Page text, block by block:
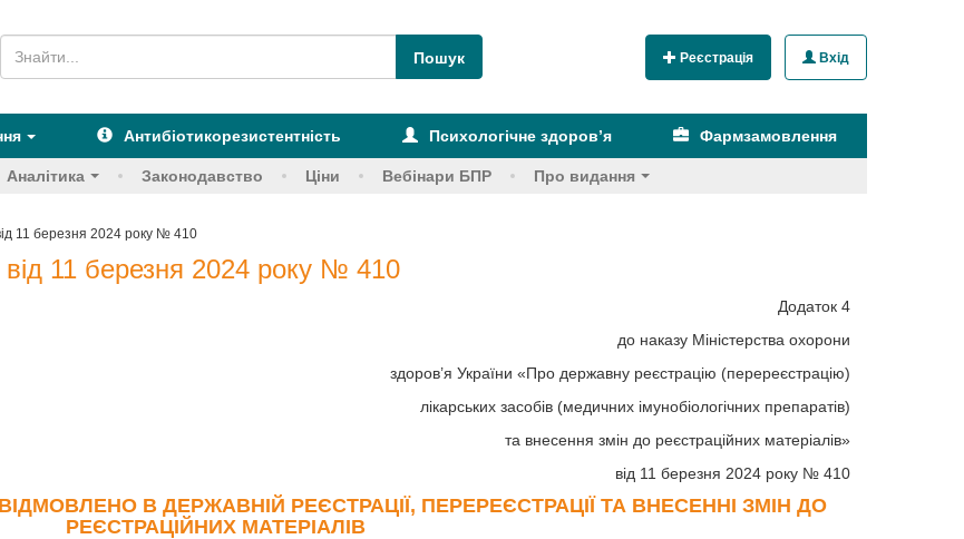
Реєстрація Вхід
Антибіотикорезистентність Психологічне здоров’я Фармзамовлення
Аналітика Законодавство Ціни Вебінари БПР Про видання
11 березня 2024 року № 410
11 березня 2024 року № 410
Додаток 4
до наказу Міністерства охорони
здоров’я України «Про державну реєстрацію (перереєстрацію)
лікарських засобів (медичних імунобіологічних препаратів)
та внесення змін до реєстраційних матеріалів»
від 11 березня 2024 року № 410
В ДЕРЖАВНІЙ РЕЄСТРАЦІЇ, ПЕРЕРЕЄСТРАЦІЇ ТА ВНЕСЕННІ ЗМІН ДО
РЕЄСТРАЦІЙНИХ МАТЕРІАЛІВ